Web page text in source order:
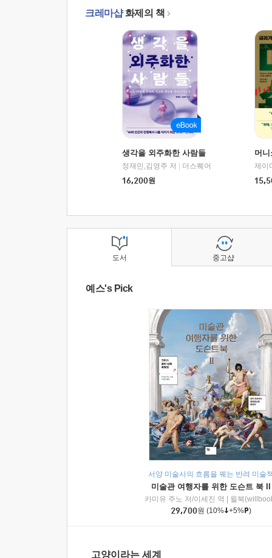
크레마샵화제의 책
생각을 외주화한 사람들
정재민,김영주 저
더스퀘어
16,200원
머
도서
예스's Pick
서양 미술사의 흐름을 꿰는 반려 미술
미술관 여행자를 위한 도슨트 북 II
카미유 주노 저/이세진 역
윌북
29,700원 (10% +5% )
고양이라는 세계
중고샵